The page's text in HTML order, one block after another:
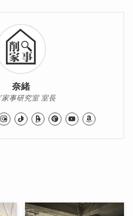
奈緒
家事研究室 室長